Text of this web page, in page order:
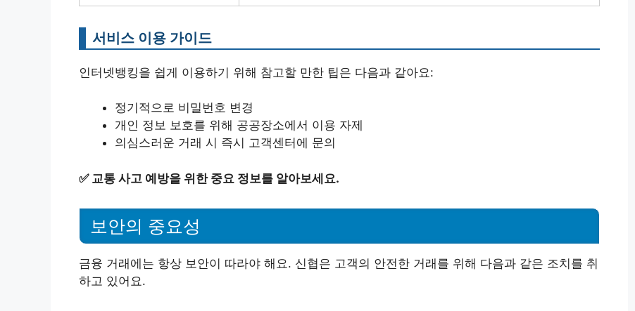
서비스 이용 가이드
인터넷뱅킹을 쉽게 이용하기 위해 참고할 만한 팁은 다음과 같아요:
정기적으로 비밀번호 변경
개인 정보 보호를 위해 공공장소에서 이용 자제
의심스러운 거래 시 즉시 고객센터에 문의
✅ 교통 사고 예방을 위한 중요 정보를 알아보세요.
보안의 중요성
금융 거래에는 항상 보안이 따라야 해요. 신협은 고객의 안전한 거래를 위해 다음과 같은 조치를 취
하고 있어요.